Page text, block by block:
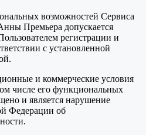
возможностей Сервиса
Премьера допускается
регистрации и
с установленной
и коммерческие условия
числе его функциональных
и является нарушение
Федерации об